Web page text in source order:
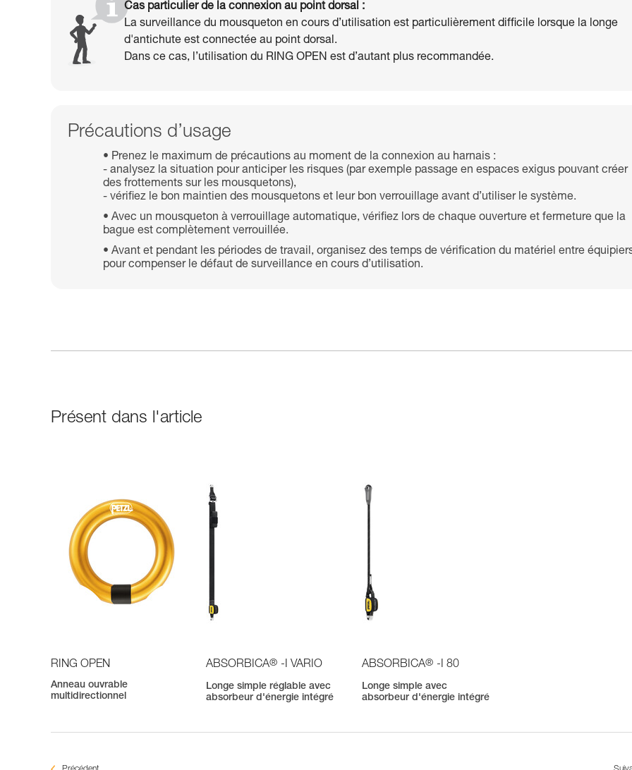
Cas particulier de la connexion au point dorsal :
La surveillance du mousqueton en cours d’utilisation est particulièrement difficile lorsque la longe
d'antichute est connectée au point dorsal.
Dans ce cas, l’utilisation du RING OPEN est d’autant plus recommandée.
Précautions d’usage
Prenez le maximum de précautions au moment de la connexion au harnais :
- analysez la situation pour anticiper les risques (par exemple passage en espaces exigus pouvant créer
des frottements sur les mousquetons),
- vérifiez le bon maintien des mousquetons et leur bon verrouillage avant d’utiliser le système.
Avec un mousqueton à verrouillage automatique, vérifiez lors de chaque ouverture et fermeture que la
bague est complètement verrouillée.
Avant et pendant les périodes de travail, organisez des temps de vérification du matériel entre
pour compenser le défaut de surveillance en cours d’utilisation.
Présent dans l'article
RING OPEN
Anneau ouvrable
multidirectionnel
ABSORBICA® -I VARIO
Longe simple réglable avec
absorbeur d'énergie intégré
ABSORBICA® -I 80
Longe simple avec
absorbeur d'énergie intégré